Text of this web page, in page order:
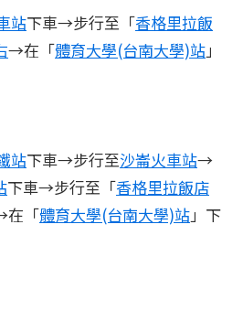
站下車→步行至「香格里拉飯
→在「體育大學(台南大學)站」
站下車→步行至沙崙火車站→
下車→步行至「香格里拉飯店
「體育大學(台南大學)站」下